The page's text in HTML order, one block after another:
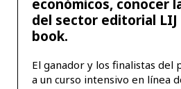
económicos, conocer
del sector editorial
book.
El ganador y los finalistas del
a un curso intensivo en línea